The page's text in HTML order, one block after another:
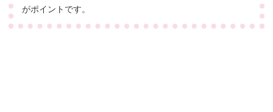
がポイントです。